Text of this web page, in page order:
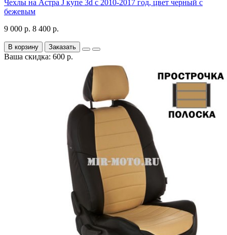
Чехлы на Астра J купе 3d с 2010-2017 год, цвет черный с
бежевым
9 000 р. 8 400 р.
В корзину Заказать
Ваша скидка: 600 р.